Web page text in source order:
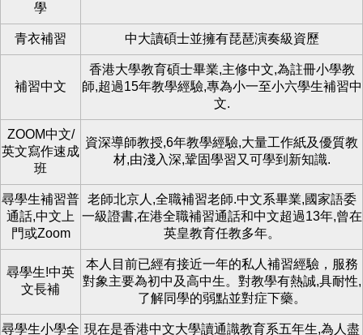
學
青衣補習 中大讀碩士並擁有琵琶演奏級資歷
補習中文
香港大學教育碩士畢業,主修中文,為註冊小學教
師,超過15年教學經驗,專為小一至小六學生補習中
文.
ZOOM中文/
英文寫作速成
班
資深導師教授,6年教學經驗,大量工作紙及優質教
材,由淺入深,鞏固學習又可學到新知識.
尋學生補習普
通話,中文上
門或Zoom
老師北京人,全職補習老師.中文系畢業,國家語委
一級證書,在港全職補習通話和中文超過13年,曾在
英皇教育任教多年。
尋學生!中英
文長補
本人目前已經有接近一年的私人補習經驗，服務
對象主要為初中及高中生。對教學有熱誠,具耐性,
了解同學的弱點並對症下藥。
尋學生小學全 現在是香港中文大學讀通識教育系五年生,為人盡